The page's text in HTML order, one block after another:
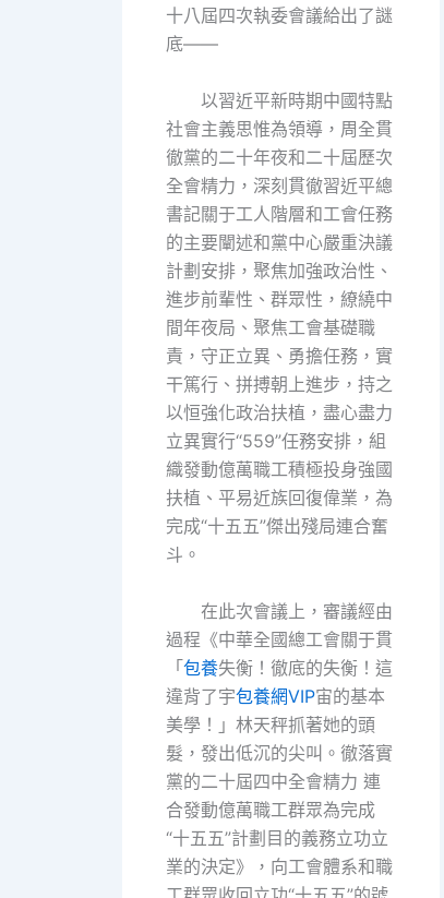
十八屆四次執委會議給出了謎
底——
以習近平新時期中國特點
社會主義思惟為領導，周全貫
徹黨的二十年夜和二十屆歷次
全會精力，深刻貫徹習近平總
書記關于工人階層和工會任務
的主要闡述和黨中心嚴重決議
計劃安排，聚焦加強政治性、
進步前輩性、群眾性，繚繞中
間年夜局、聚焦工會基礎職
責，守正立異、勇擔任務，實
干篤行、拼搏朝上進步，持之
以恒強化政治扶植，盡心盡力
立異實行“559”任務安排，組
織發動億萬職工積極投身強國
扶植、平易近族回復偉業，為
完成“十五五”傑出殘局連合奮
斗。
在此次會議上，審議經由
過程《中華全國總工會關于貫
「包養失衡！徹底的失衡！這
違背了宇包養網VIP宙的基本
美學！」林天秤抓著她的頭
髮，發出低沉的尖叫。徹落實
黨的二十屆四中全會精力 連
合發動億萬職工群眾為完成
“十五五”計劃目的義務立功立
業的決定》，向工會體系和職